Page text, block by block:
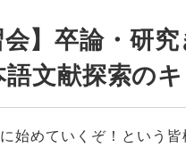
】卒論・研
文献探索の
始めていくぞ！という皆